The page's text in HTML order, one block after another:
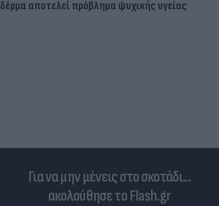
Για να μην μένεις στο σκοτάδι...
ακολούθησε το Flash.gr